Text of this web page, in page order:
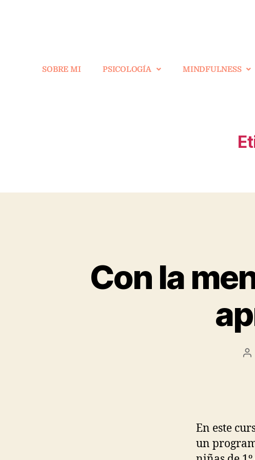
SOBRE MI PSICOLOGÍA MINDFULNESS
Con la
En este
un